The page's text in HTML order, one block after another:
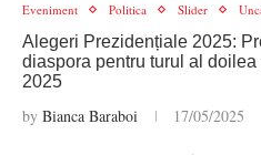
Eveniment Politica Slider
Alegeri Prezidențiale 2025:
diaspora pentru turul al
2025
by Bianca Baraboi 17/05/2025